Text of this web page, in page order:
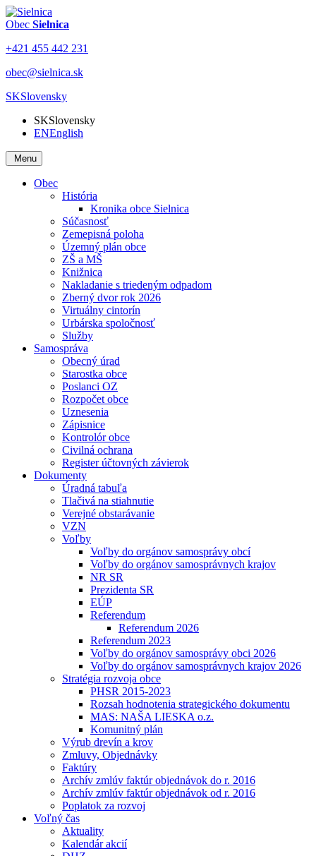
Obec Sielnica
+421 455 442 231
obec@sielnica.sk
SKSlovensky
SKSlovensky
ENEnglish
Menu
Obec
História
Kronika obce Sielnica
Súčasnosť
Zemepisná poloha
Územný plán obce
ZŠ a MŠ
Knižnica
Nakladanie s triedeným odpadom
Zberný dvor rok 2026
Virtuálny cintorín
Urbárska spoločnosť
Služby
Samospráva
Obecný úrad
Starostka obce
Poslanci OZ
Rozpočet obce
Uznesenia
Zápisnice
Kontrolór obce
Civilná ochrana
Register účtovných závierok
Dokumenty
Úradná tabuľa
Tlačivá na stiahnutie
Verejné obstarávanie
VZN
Voľby
Voľby do orgánov samosprávy obcí
Voľby do orgánov samosprávnych krajov
NR SR
Prezidenta SR
EÚP
Referendum
Referendum 2026
Referendum 2023
Voľby do orgánov samosprávy obci 2026
Voľby do orgánov samosprávnych krajov 2026
Stratégia rozvoja obce
PHSR 2015-2023
Rozsah hodnotenia strategického dokumentu
MAS: NAŠA LIESKA o.z.
Komunitný plán
Výrub drevín a krov
Zmluvy, Objednávky
Faktúry
Archív zmlúv faktúr objednávok do r. 2016
Archív zmlúv faktúr objednávok od r. 2016
Poplatok za rozvoj
Voľný čas
Aktuality
Kalendár akcií